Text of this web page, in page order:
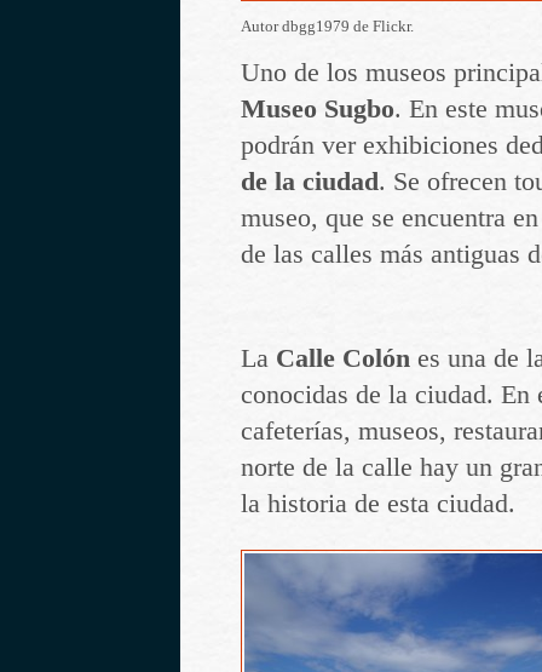
Autor dbgg1979 de Flickr.
Uno de los museos
Museo Sugbo. En este
podrán ver exhibiciones
de la ciudad. Se ofrecen
museo, que se encuentra
de las calles más antiguas
La Calle Colón es una de
conocidas de la ciudad. En
cafeterías, museos,
norte de la calle hay un
la historia de esta ciudad.